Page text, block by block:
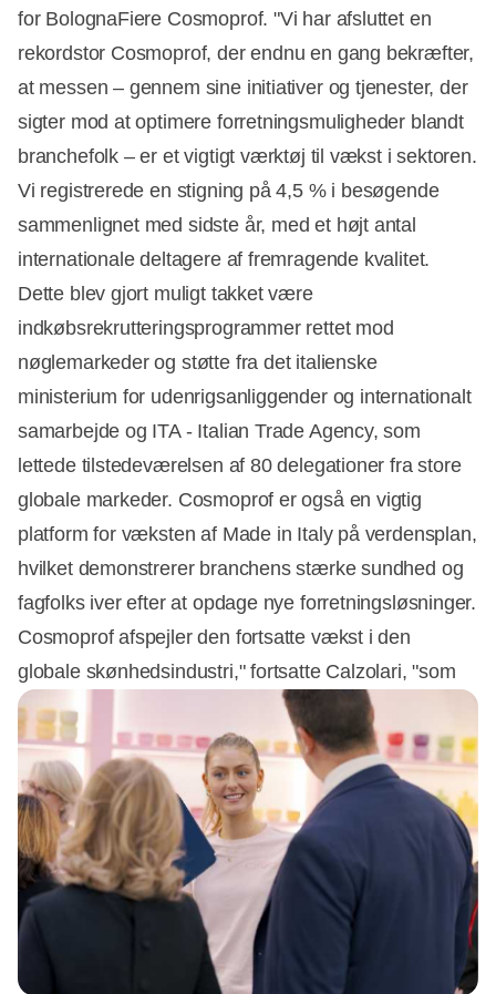
for BolognaFiere Cosmoprof. "Vi har afsluttet en
rekordstor Cosmoprof, der endnu en gang bekræfter,
at messen – gennem sine initiativer og tjenester, der
sigter mod at optimere forretningsmuligheder blandt
branchefolk – er et vigtigt værktøj til vækst i sektoren.
Vi registrerede en stigning på 4,5 % i besøgende
sammenlignet med sidste år, med et højt antal
internationale deltagere af fremragende kvalitet.
Dette blev gjort muligt takket være
indkøbsrekrutteringsprogrammer rettet mod
nøglemarkeder og støtte fra det italienske
ministerium for udenrigsanliggender og internationalt
samarbejde og ITA - Italian Trade Agency, som
lettede tilstedeværelsen af 80 delegationer fra store
globale markeder. Cosmoprof er også en vigtig
platform for væksten af Made in Italy på verdensplan,
hvilket demonstrerer branchens stærke sundhed og
fagfolks iver efter at opdage nye forretningsløsninger.
Cosmoprof afspejler den fortsatte vækst i den
globale skønhedsindustri," fortsatte Calzolari, "som